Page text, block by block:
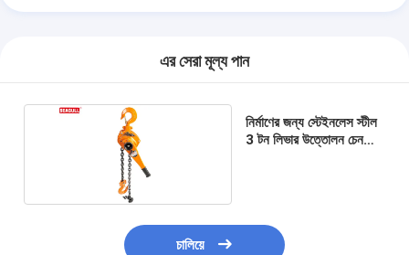
এর সেরা মূল্য পান
নির্মাণের জন্য স্টেইনলেস স্টীল
3 টন লিভার উত্তোলন চেন
চালিয়ে